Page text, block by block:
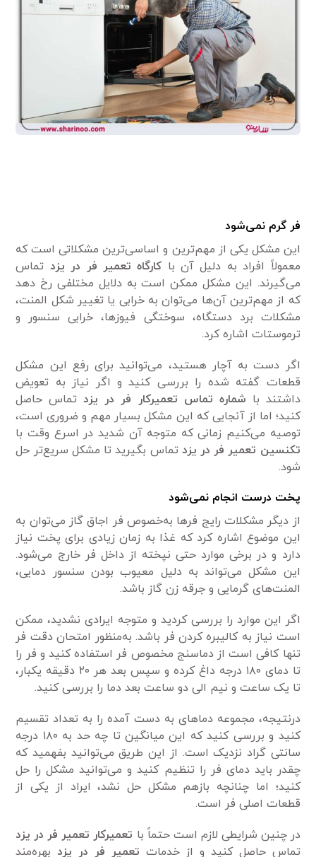
فر گرم نمی‌شود
این مشکل یکی از مهم‌ترین و اساسی‌ترین مشکلاتی است که
معمولاً افراد به دلیل آن با کارگاه تعمیر فر در یزد تماس
می‌گیرند. این مشکل ممکن است به دلایل مختلفی رخ دهد
که از مهم‌ترین آن‌ها می‌توان به خرابی یا تغییر شکل المنت،
مشکلات برد دستگاه، سوختگی فیوز‌ها، خرابی سنسور و
ترموستات اشاره کرد.
اگر دست به آچار هستید، می‌توانید برای رفع این مشکل
قطعات گفته شده را بررسی کنید و اگر نیاز به تعویض
داشتند با شماره تماس تعمیرکار فر در یزد تماس حاصل
کنید؛ اما از آنجایی که این مشکل بسیار مهم و ضروری است،
توصیه می‌کنیم زمانی که متوجه آن شدید در اسرع وقت با
تکنسین تعمیر فر در یزد تماس بگیرید تا مشکل سریع‌تر حل
شود.
پخت درست انجام نمی‌شود
از دیگر مشکلات رایج فر‌ها به‌خصوص فر اجاق گاز می‌توان به
این موضوع اشاره کرد که غذا به زمان زیادی برای پخت نیاز
دارد و در برخی موارد حتی نپخته از داخل فر خارج می‌شود.
این مشکل می‌تواند به دلیل معیوب بودن سنسور دمایی،
المنت‌های گرمایی و جرقه زن گاز باشد.
اگر این موارد را بررسی کردید و متوجه ایرادی نشدید، ممکن
است نیاز به کالیبره کردن فر باشد. به‌منظور امتحان دقت فر
تنها کافی است از دماسنج مخصوص فر استفاده کنید و فر را
تا دمای ۱۸۰ درجه داغ کرده و سپس بعد هر ۲۰ دقیقه یکبار،
تا یک ساعت و نیم الی دو ساعت بعد دما را بررسی کنید.
درنتیجه، مجموعه دما‌های به دست آمده را به تعداد تقسیم
کنید و بررسی کنید که این میانگین تا چه حد به ۱۸۰ درجه
سانتی گراد نزدیک است. از این طریق می‌توانید بفهمید که
چقدر باید دمای فر را تنظیم کنید و می‌توانید مشکل را حل
کنید؛ اما چنانچه بازهم مشکل حل نشد، ایراد از یکی از
قطعات اصلی فر است.
در چنین شرایطی لازم است حتماً با تعمیرکار تعمیر فر در یزد
تماس حاصل کنید و از خدمات تعمیر فر در یزد بهره‌مند